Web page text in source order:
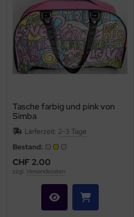
Tasche farbig und pink von
Simba
Lieferzeit: 2-3 Tage
Bestand:
CHF 2.00
zzgl. Versandkosten